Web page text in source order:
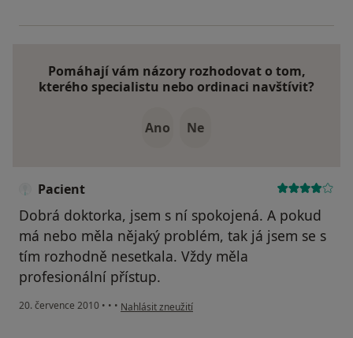
Pomáhají vám názory rozhodovat o tom,
kterého specialistu nebo ordinaci navštívit?
Ano Ne
Pacient
Dobrá doktorka, jsem s ní spokojená. A pokud
má nebo měla nějaký problém, tak já jsem se s
tím rozhodně nesetkala. Vždy měla
profesionální přístup.
20. července 2010 • • • podle názoru uživatele Pacient
Nahlásit zneužití